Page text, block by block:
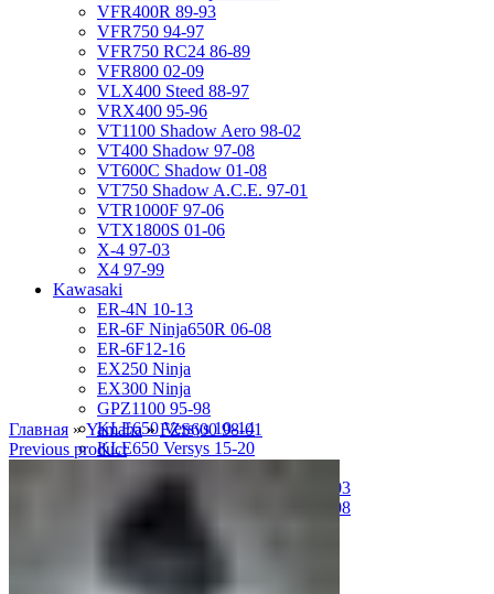
VFR400R 89-93
VFR750 94-97
VFR750 RC24 86-89
VFR800 02-09
VLX400 Steed 88-97
VRX400 95-96
VT1100 Shadow Aero 98-02
VT400 Shadow 97-08
VT600C Shadow 01-08
VT750 Shadow A.C.E. 97-01
VTR1000F 97-06
VTX1800S 01-06
X-4 97-03
X4 97-99
Kawasaki
ER-4N 10-13
ER-6F Ninja650R 06-08
ER-6F12-16
EX250 Ninja
EX300 Ninja
GPZ1100 95-98
KLE650 Versys 10-14
KLE650 Versys 15-20
VN1500 Vulcan Mean Streak 02-03
VN1600 Vulcan Mean Streak 04-08
Z-750 04-06
ZL400D Eliminator 95-96
Главная »Yamaha»FZS600 98-01
Previous product